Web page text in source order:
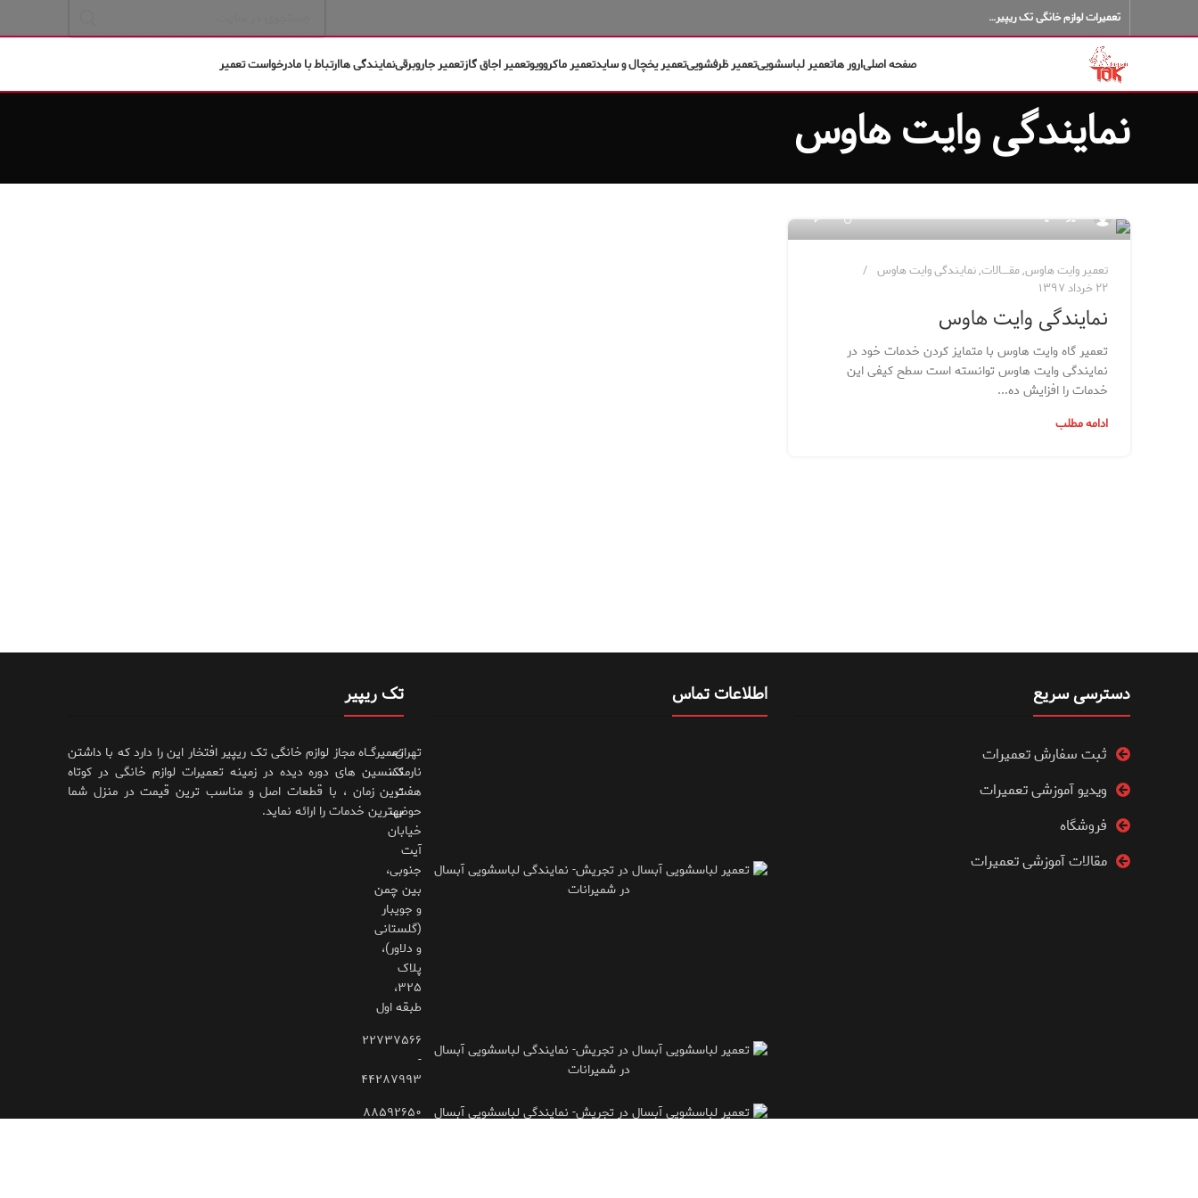
تعمیرات لوازم خانگی تک ریپیر…
صفحه اصلیارور هاتعمیر لباسشوییتعمیر ظرفشوییتعمیر یخچال و سایدتعمیر ماکروویوتعمیر اجاق گازتعمیر جاروبرقینمایندگی هاارتباط با مادرخواست تعمیر
نمایندگی وایت هاوس
مدیر سایت
تعمیر وایت هاوس,مقــــالات,نمایندگی وایت هاوس
۲۲ خرداد ۱۳۹۷
نمایندگی وایت هاوس
تعمیر گاه وایت هاوس با متمایز کردن خدمات خود در
نمایندگی وایت هاوس توانسته است سطح کیفی این
خدمات را افزایش ده...
ادامه مطلب
تک ریپیر
تعمیرگــاه مجاز لوازم خانگی تک ریپیر افتخار این را دارد که با داشتن
تکنسین های دوره دیده در زمینه تعمیرات لوازم خانگی در کوتاه
ترین زمان ، با قطعات اصل و مناسب ترین قیمت در منزل شما
بهترین خدمات را ارائه نماید.
اطلاعات تماس
تهران،
نارمک،
هفت
حوض،
خیابان
آیت
جنوبی،
بین چمن
و جویبار
(گلستانی
و دلاور)،
پلاک
۳۲۵،
طبقه اول
۲۲۷۳۷۵۶۶
-
۴۴۲۸۷۹۹۳
۸۸۵۹۲۶۵۰
دسترسی سریع
ثبت سفارش تعمیرات
ویدیو آموزشی تعمیرات
فروشگاه
مقالات آموزشی تعمیرات